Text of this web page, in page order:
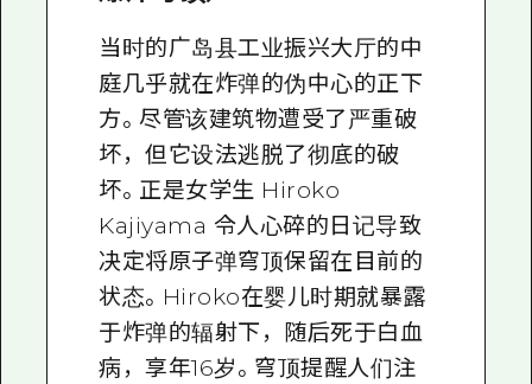
当时的广岛县工业振兴大厅的中
庭几乎就在炸弹的伪中心的正下
方。尽管该建筑物遭受了严重破
坏，但它设法逃脱了彻底的破
坏。正是女学生 Hiroko
Kajiyama 令人心碎的日记导致
决定将原子弹穹顶保留在目前的
状态。Hiroko在婴儿时期就暴露
于炸弹的辐射下，随后死于白血
病，享年16岁。穹顶提醒人们注